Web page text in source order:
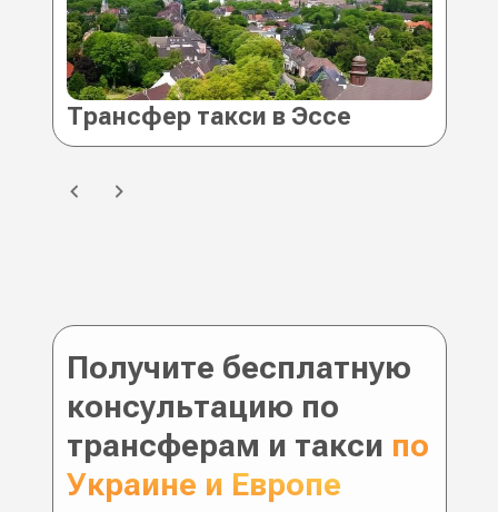
Трансфер такси в Эссен
Получите бесплатную
консультацию по
трансферам и такси по
Украине и Европе